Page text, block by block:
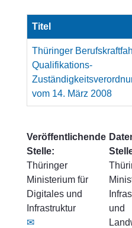
Titel
Thüringer
Qualifikations-
vom 14. März 2008
Veröffentlichende
Stelle:
Thüringer
Ministerium für
Digitales und
Infrastruktur
✉
und